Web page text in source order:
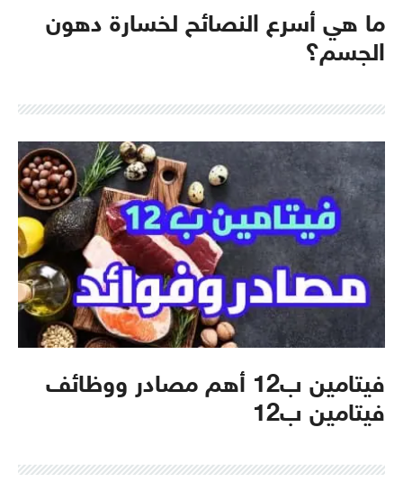
ما هي أسرع النصائح لخسارة دهون
الجسم؟
فيتامين ب12 أهم مصادر ووظائف
فيتامين ب12